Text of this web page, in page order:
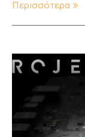
Περισσότερα